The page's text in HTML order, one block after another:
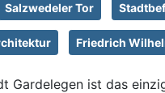
Salzwedeler Tor
Friedrich
Gardelegen ist das